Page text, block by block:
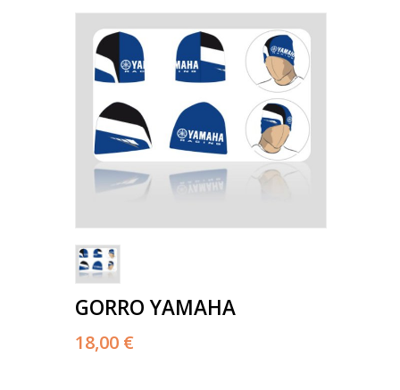
GORRO YAMAHA
18,00 €